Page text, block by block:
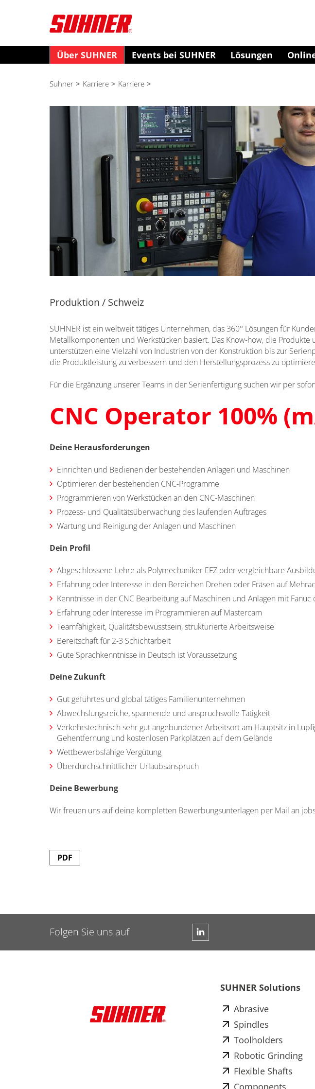
Über SUHNER Events bei SUHNER Lösungen
Suhner > Karriere > Karriere >
Produktion / Schweiz
SUHNER ist ein weltweit tätiges Unternehmen, das 360° Lösungen für
Metallkomponenten und Werkstücken basiert. Das Know-how, die Produkte
unterstützen eine Vielzahl von Industrien von der Konstruktion bis zur
die Produktleistung zu verbessern und den Herstellungsprozess zu
Für die Ergänzung unserer Teams in der Serienfertigungsuchen wir per
CNC Operator 100%
Deine Herausforderungen
Einrichten und Bedienen der bestehenden Anlagen und Maschinen
Optimieren der bestehenden CNC-Programme
Programmieren von Werkstücken an den CNC-Maschinen
Prozess- und Qualitätsüberwachung des laufenden Auftrages
Wartung und Reinigung der Anlagen und Maschinen
Dein Profil
Abgeschlossene Lehre als Polymechaniker EFZ oder vergleichbare
Erfahrung oder Interesse in den Bereichen Drehen oder Fräsen auf
Kenntnisse in der CNC Bearbeitung auf Maschinen und Anlagen mit
Erfahrung oder Interesse im Programmieren auf Mastercam
Teamfähigkeit, Qualitätsbewusstsein, strukturierte Arbeitsweise
Bereitschaft für 2-3 Schichtarbeit
Gute Sprachkenntnisse in Deutsch ist Voraussetzung
Deine Zukunft
Gut geführtes und global tätiges Familienunternehmen
Abwechslungsreiche, spannende und anspruchsvolle Tätigkeit
Verkehrstechnisch sehr gut angebundener Arbeitsort am Hauptsitz in
Gehentfernung und kostenlosen Parkplätzen auf dem Gelände
Wettbewerbsfähige Vergütung
Überdurchschnittlicher Urlaubsanspruch
Deine Bewerbung
Wir freuen uns auf deine kompletten Bewerbungsunterlagen per Mail an
PDF
Folgen Sie uns auf
SUHNER Solutions
Abrasive
Spindles
Toolholders
Robotic Grinding
Flexible Shafts
Components